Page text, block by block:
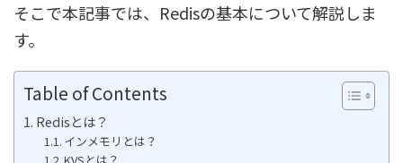
そこで本記事では、Redisの基本について解説しま
す。
Table of Contents
Redisとは？
インメモリとは？